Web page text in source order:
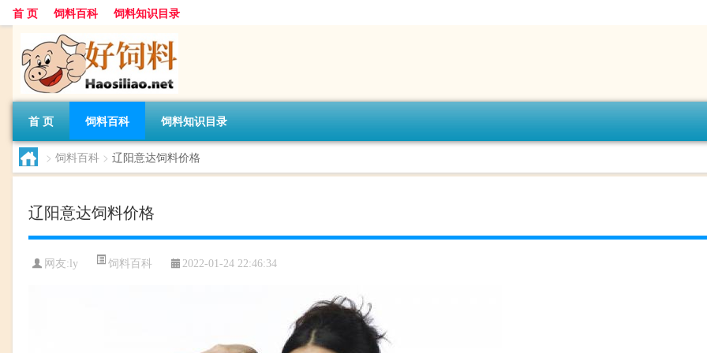
首 页 饲料百科 饲料知识目录
首 页 饲料百科 饲料知识目录
> 饲料百科 > 辽阳意达饲料价格
辽阳意达饲料价格
网友: ly 饲料百科 2022-01-24 22:46:34